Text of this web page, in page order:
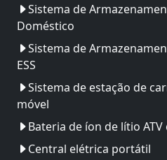
Sistema de
Doméstico
Sistema de
ESS
Sistema de estação de
móvel
Bateria de íon de lítio ATV
Central elétrica portátil